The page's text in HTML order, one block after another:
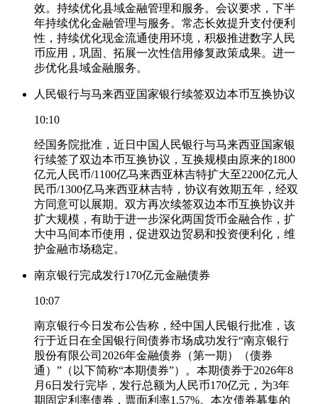
效。持续优化县域金融管理和服务。会议要求，下半
年持续优化金融管理与服务。常态长效提升支付便利
性，持续优化现金流通使用环境，积极推进数字人民
币应用，巩固、拓展一次性信用修复政策成果。进一
步优化县域金融服务。
人民银行与马来西亚国家银行续签双边本币互换协议
10:10
经国务院批准，近日中国人民银行与马来西亚国家银
行续签了双边本币互换协议，互换规模由原来的1800
亿元人民币/1100亿马来西亚林吉特扩大至2200亿元人
民币/1300亿马来西亚林吉特，协议有效期五年，经双
方同意可以展期。双方再次续签双边本币互换协议并
扩大规模，有助于进一步深化两国货币金融合作，扩
大中马间本币使用，促进双边贸易和投资便利化，维
护金融市场稳定。
南京银行完成发行170亿元金融债券
10:07
南京银行今日发布公告称，经中国人民银行批准，该
行于近日在全国银行间债券市场成功发行“南京银行
股份有限公司2026年金融债券（第一期）（债券
通）”（以下简称“本期债券”）。本期债券于2026年8
月6日发行完毕，发行总额为人民币170亿元，为3年
期固定利率债券，票面利率1.57%。本次债券募集的